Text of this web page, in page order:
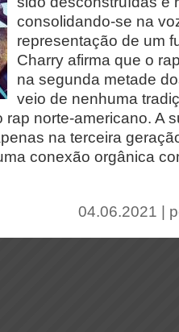
consolidando-se na
representação de um
Charry afirma que o
na segunda metade
veio de nenhuma
rap norte-americano. A
na terceira
conexão orgânica
04.06.2021 |